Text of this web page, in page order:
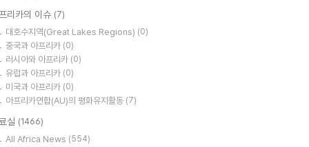
리카의 이슈 (7)
대호수지역(Great Lakes Regions) (0)
중국과 아프리카 (0)
러시아와 아프리카 (0)
유럽과 아프리카 (0)
미국과 아프리카 (0)
아프리카연합(AU)의 평화유지활동 (7)
실 (1466)
All Africa News (554)